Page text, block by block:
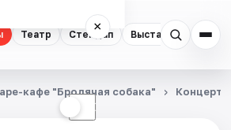
Театр Стендап Выставки
×
☾
кафе "Бродячая собака" Концерты